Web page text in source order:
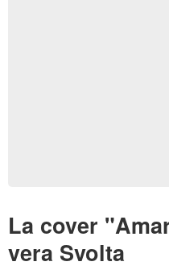
La cover
vera Svolta